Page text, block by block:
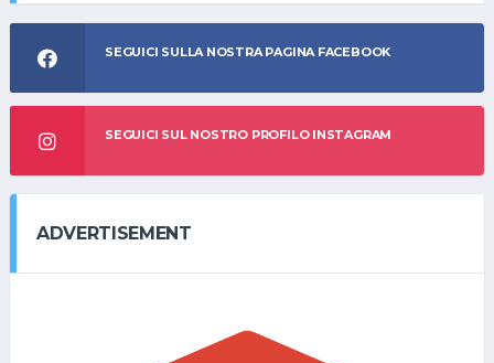
SEGUICI SULLA NOSTRA PAGINA FACEBOOK
SEGUICI SUL NOSTRO PROFILO INSTAGRAM
ADVERTISEMENT